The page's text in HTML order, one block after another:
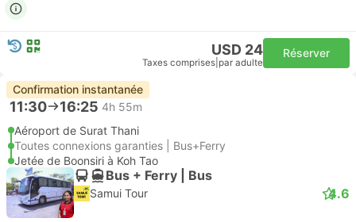
USD 24
Taxes comprises par adulte
Réserver
Confirmation instantanée
11:30 16:25 4h 55m
Aéroport de Surat Thani
Toutes connexions garanties | Bus+Ferry
Jetée de Boonsiri à Koh Tao
Bus + Ferry | Bus
Samui Tour 4.6